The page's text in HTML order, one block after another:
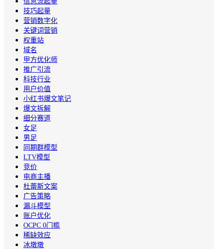
技巧起量
营销数字化
关键词营销
权重站
域名
甲方优化师
推广引流
科技行业
用户价值
小红书爆文笔记
爆文拆解
细分赛道
女足
男足
同期群模型
LTV模型
竞价
电商主播
杜蕾斯文案
广告策略
漏斗模型
账户优化
OCPC 0门槛
稀缺效应
冰墩墩